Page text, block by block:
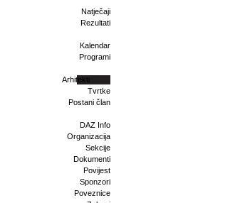
Natječaji
Rezultati
Kalendar
Programi
Arhitekti
Tvrtke
Postani član
DAZ Info
Organizacija
Sekcije
Dokumenti
Povijest
Sponzori
Poveznice